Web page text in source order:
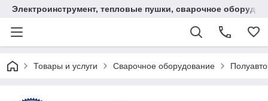
Электроинструмент, тепловые пушки, сварочное
Товары и услуги Сварочное оборудование